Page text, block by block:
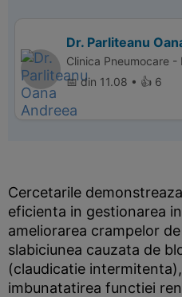
Dr. Parliteanu
Clinica Pneumocare -
📅 din 11.08 • 👍 6
Cercetarile
eficienta in gestionarea
ameliorarea crampelor
slabiciunea cauzata de
(claudicatie
imbunatatirea functiei